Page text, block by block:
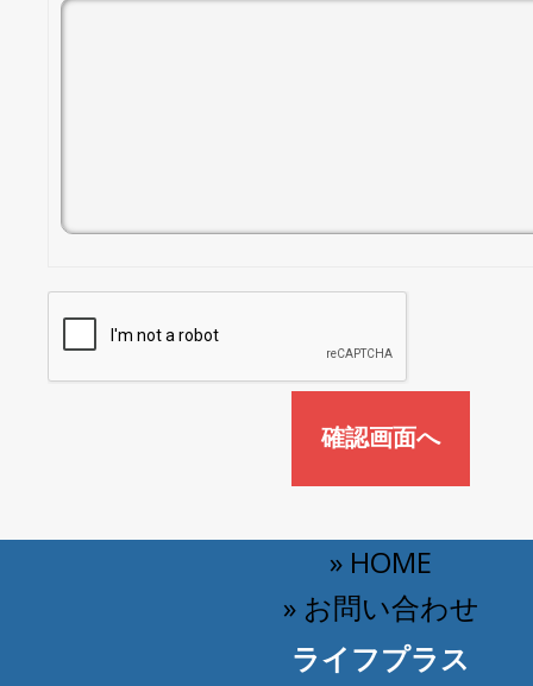
» HOME
» お問い合わせ
ライフプラス